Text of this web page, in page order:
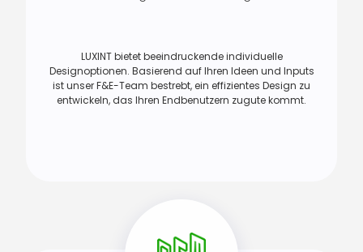
LUXINT bietet beeindruckende individuelle
Designoptionen. Basierend auf Ihren Ideen und Inputs
ist unser F&E-Team bestrebt, ein effizientes Design zu
entwickeln, das Ihren Endbenutzern zugute kommt.